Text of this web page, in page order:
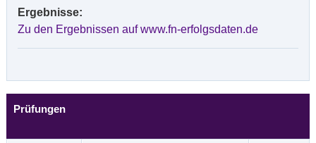
Ergebnisse:
Zu den Ergebnissen auf www.fn-erfolgsdaten.de
Prüfungen